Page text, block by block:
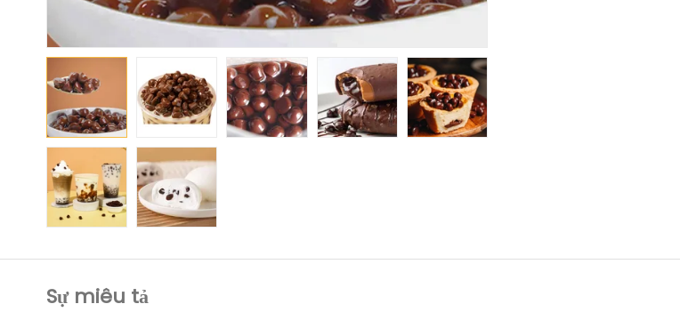
Sự miêu tả